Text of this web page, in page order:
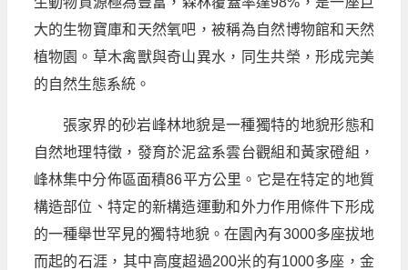
大的生物寶庫和天然氧吧，被稱為自然博物館和天然
植物園。草木禽獸與奇山異水，同生共榮，形成完美
的自然生態系統。
張家界的砂岩峰林地貌是一種獨特的地貌形態和
自然地理特徵，發育於泥盆系雲台觀組和黃家磴組，
峰林集中分佈區面積86平方公里。它是在特定的地質
構造部位、特定的新構造運動和外力作用條件下形成
的一種舉世罕見的獨特地貌。在園內有3000多座拔地
而起的石涯，其中高度超過200米的有1000多座，金